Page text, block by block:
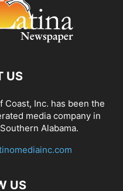
US
Coast, Inc. has been the
media company in
Alabama.
US